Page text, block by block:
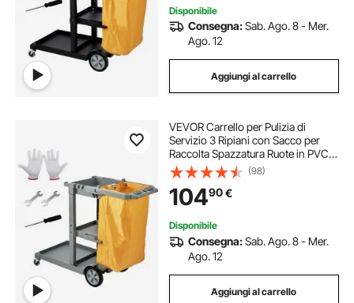
Disponibile
Consegna:Sab. Ago. 8 - Mer.
Ago. 12
Aggiungi al carrello
VEVOR Carrello per Pulizia di
Servizio 3 Ripiani con Sacco per
Raccolta Spazzatura Ruote in PVC
Capacità Carico Max. 90,7kg,
Carrello di Pulizia 3 Ripiani PP
Sacco Raccolta Hotel Aeroporto
Magazzino
(98)
10490€
Disponibile
Consegna:Sab. Ago. 8 - Mer.
Ago. 12
Aggiungi al carrello